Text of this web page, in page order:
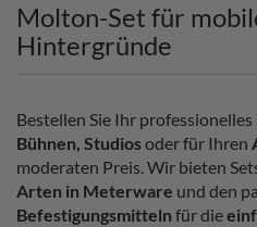
Molton-Set für
Hintergründe
Bestellen Sie Ihr professionelles
Bühnen, Studiosoder für Ihren
moderaten Preis. Wir bieten
Arten in Meterware und den
Befestigungsmitteln für die